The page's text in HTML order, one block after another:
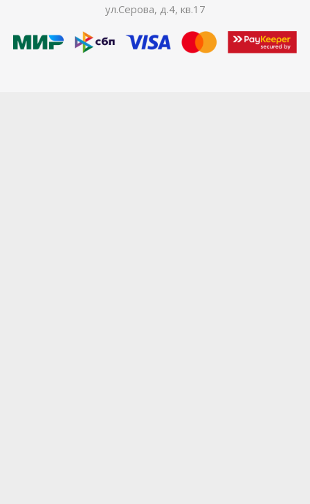
ул.Серова, д.4, кв.17